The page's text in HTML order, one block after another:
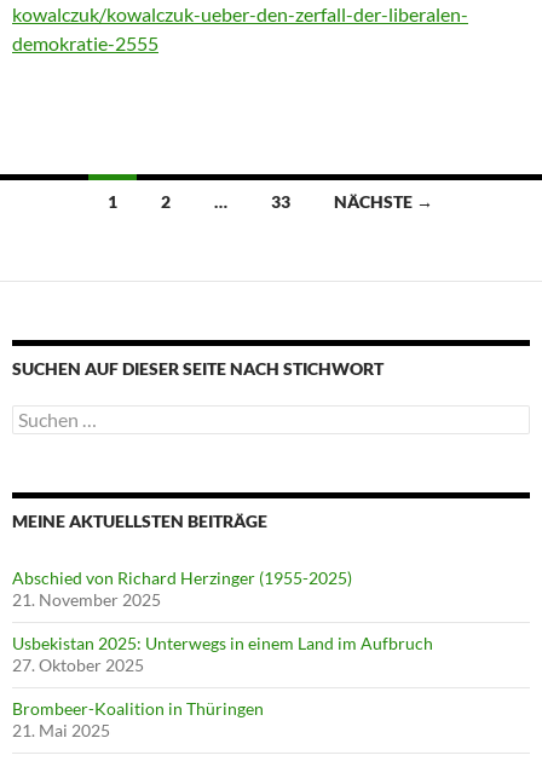
kowalczuk/kowalczuk-ueber-den-zerfall-der-liberalen-
demokratie-2555
Beitragsnavigation
1 2 … 33 NÄCHSTE →
SUCHEN AUF DIESER SEITE NACH STICHWORT
Suche
nach:
MEINE AKTUELLSTEN BEITRÄGE
Abschied von Richard Herzinger (1955-2025)
21. November 2025
Usbekistan 2025: Unterwegs in einem Land im Aufbruch
27. Oktober 2025
Brombeer-Koalition in Thüringen
21. Mai 2025